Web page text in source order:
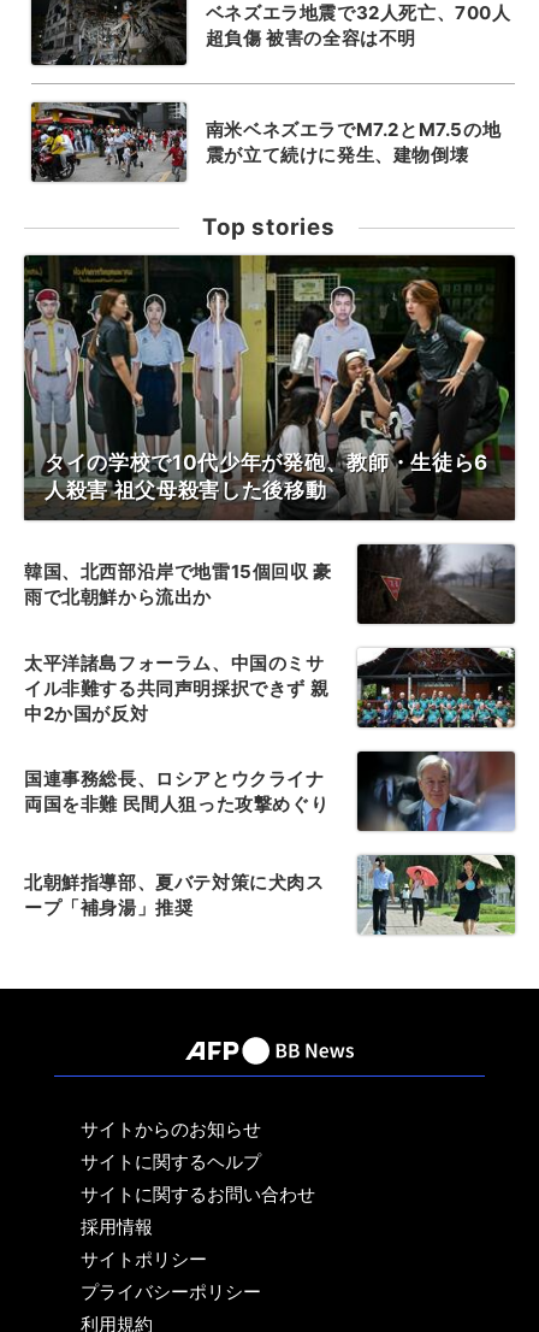
ベネズエラ地震で32人死亡、700人
超負傷 被害の全容は不明
南米ベネズエラでM7.2とM7.5の地
震が立て続けに発生、建物倒壊
Top stories
タイの学校で10代少年が発砲、教師・生徒ら6
人殺害 祖父母殺害した後移動
韓国、北西部沿岸で地雷15個回収 豪
雨で北朝鮮から流出か
太平洋諸島フォーラム、中国のミサ
イル非難する共同声明採択できず 親
中2か国が反対
国連事務総長、ロシアとウクライナ
両国を非難 民間人狙った攻撃めぐり
北朝鮮指導部、夏バテ対策に犬肉ス
ープ「補身湯」推奨
サイトからのお知らせ
サイトに関するヘルプ
サイトに関するお問い合わせ
採用情報
サイトポリシー
プライバシーポリシー
利用規約